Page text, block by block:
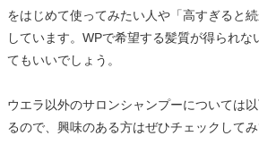
をはじめて使ってみたい人や「高すぎると
しています。WPで希望する髪質が得られな
てもいいでしょう。
ウエラ以外のサロンシャンプーについては
るので、興味のある方はぜひチェックしてみ